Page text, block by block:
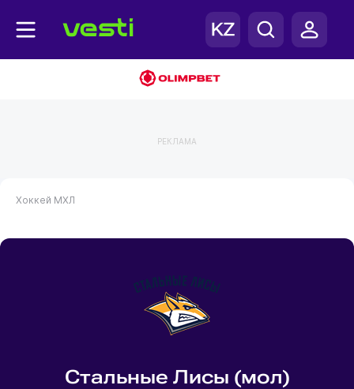
РЕКЛАМА
Хоккей МХЛ
Стальные Лисы (мол)